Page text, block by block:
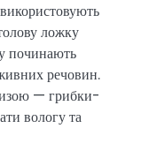
ложку
починають
речовин.
— грибки-
вологу та